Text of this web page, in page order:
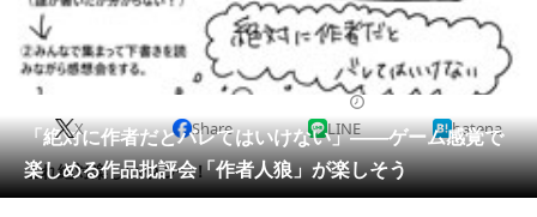
住まい 教育・育児
動物 リサーチ
会員記事
メディア
「絶対に作者だとバレてはいけない」――ゲーム感覚で
楽しめる作品批評会「作者人狼」が楽しそう
X Share LINE hatena
これ絶対楽しいやつ〜！